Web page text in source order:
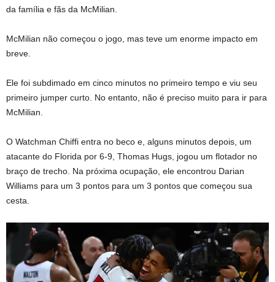
da família e fãs da McMilian.
McMilian não começou o jogo, mas teve um enorme impacto em
breve.
Ele foi subdimado em cinco minutos no primeiro tempo e viu seu
primeiro jumper curto. No entanto, não é preciso muito para ir para
McMilian.
O Watchman Chiffi entra no beco e, alguns minutos depois, um
atacante do Florida por 6-9, Thomas Hugs, jogou um flotador no
braço de trecho. Na próxima ocupação, ele encontrou Darian
Williams para um 3 pontos para um 3 pontos que começou sua
cesta.